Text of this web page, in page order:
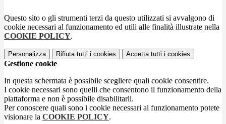
Questo sito o gli strumenti terzi da questo utilizzati si avvalgono di
cookie necessari al funzionamento ed utili alle finalità illustrate nella
COOKIE POLICY.
Personalizza Rifiuta tutti i cookies Accetta tutti i cookies
Gestione cookie
In questa schermata è possibile scegliere quali cookie consentire.
I cookie necessari sono quelli che consentono il funzionamento della
piattaforma e non è possibile disabilitarli.
Per conoscere quali sono i cookie necessari al funzionamento potete
visionare la COOKIE POLICY.